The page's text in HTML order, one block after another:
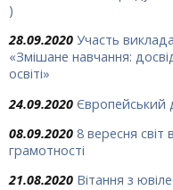
)
28.09.2020 Участь
«Змішане навчання:
освіті»
24.09.2020 Європейський
08.09.2020 8 вересня
грамотності
21.08.2020 Вітання з